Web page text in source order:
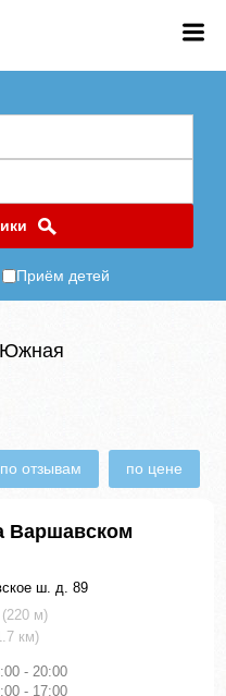
Приём детей
Южная
по отзывам по цене
Варшавском
ш. д. 89
(220 м)
км)
- 20:00
- 17:00